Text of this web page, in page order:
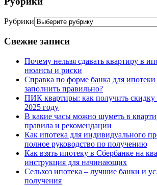
Рубрики
Свежие записи
Почему нельзя сдавать квартиру в
нюансы и риски
Справка по форме банка для
заполнить правильно?
ПИК квартиры: как получить скидку
2025 году
В какие часы можно шуметь в
правила и рекомендации
Как ипотека для индивидуального
полное руководство по получению
Как взять ипотеку в Сбербанке на
инструкция для начинающих
Сельхоз ипотека – лучшие банки и
получения